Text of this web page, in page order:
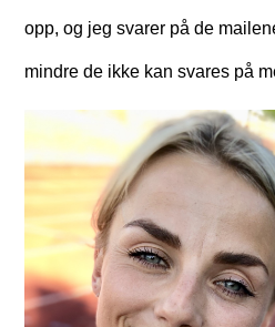
opp, og jeg svarer på de
mindre de ikke kan svares på